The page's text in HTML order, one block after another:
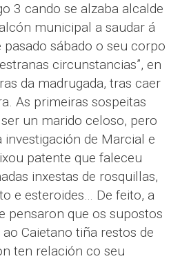
3 cando se alzaba alcalde
municipal a saudar á
sábado o seu corpo
circunstancias”, en
da madrugada, tras caer
As primeiras sospeitas
un marido celoso, pero
investigación de Marcial e
patente que faleceu
inxestas de rosquillas,
e esteroides… De feito, a
pensaron que os supostos
Caietano tiña restos de
ten relación co seu